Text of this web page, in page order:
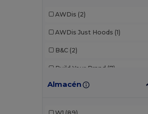
AWDis (2)
AWDis Just Hoods (1)
B&C (2)
Build Your Brand (7)
Finden & Hales
Almacén